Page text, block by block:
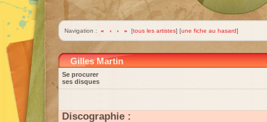
Navigation : « ‹ › » [tous les artistes] [une fiche au hasard]
Gilles Martin
Se procurer
ses disques
Discographie :